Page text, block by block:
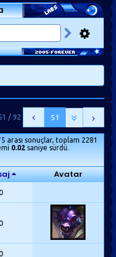
51
/ 92
arası sonuçlar, toplam 2281
0.02 saniye sürdü.
Avatar